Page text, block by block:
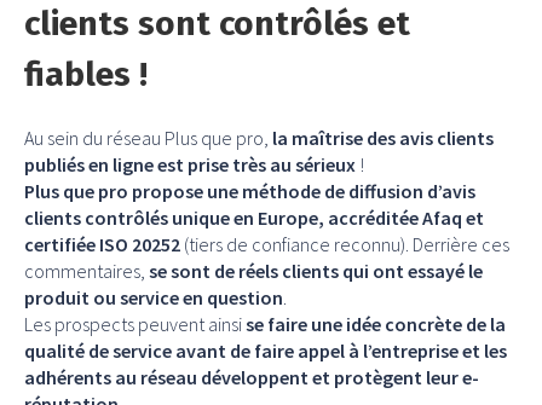
clients sont contrôlés et
fiables !
Au sein du réseau Plus que pro, la maîtrise des avis clients
publiés en ligne est prise très au sérieux !
Plus que pro propose une méthode de diffusion d’avis
clients contrôlés unique en Europe, accréditée Afaq et
certifiée ISO 20252 (tiers de confiance reconnu). Derrière ces
commentaires, se sont de réels clients qui ont essayé le
produit ou service en question
Les prospects peuvent ainsise faire une idée concrète de la
qualité de service avant de faire appel à l’entreprise et les
adhérents au réseau développent et protègent leur e-